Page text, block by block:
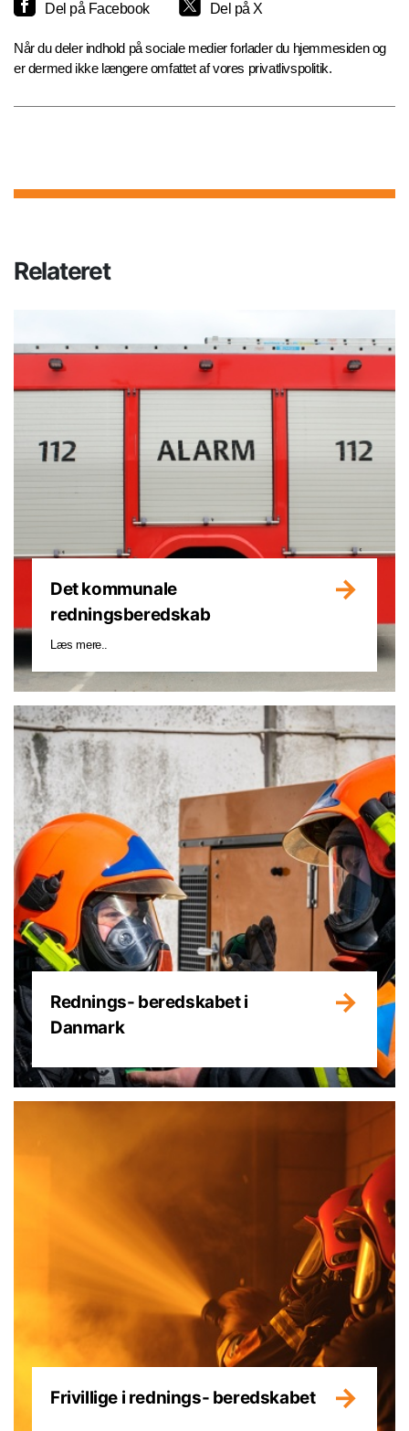
Del på Facebook Del på X
Når du deler indhold på sociale medier forlader du hjemmesiden og
er dermed ikke længere omfattet af vores privatlivspolitik.
Relateret
Det kommunale
redningsberedskab
Læs mere..
Rednings- beredskabet i
Danmark
Frivillige i rednings- beredskabet